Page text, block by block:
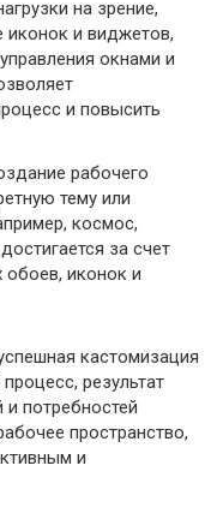
на зрение,
и виджетов,
окнами и
и повысить
рабочего
тему или
космос,
за счет
иконок и
кастомизация
результат
и потребностей
пространство,
и